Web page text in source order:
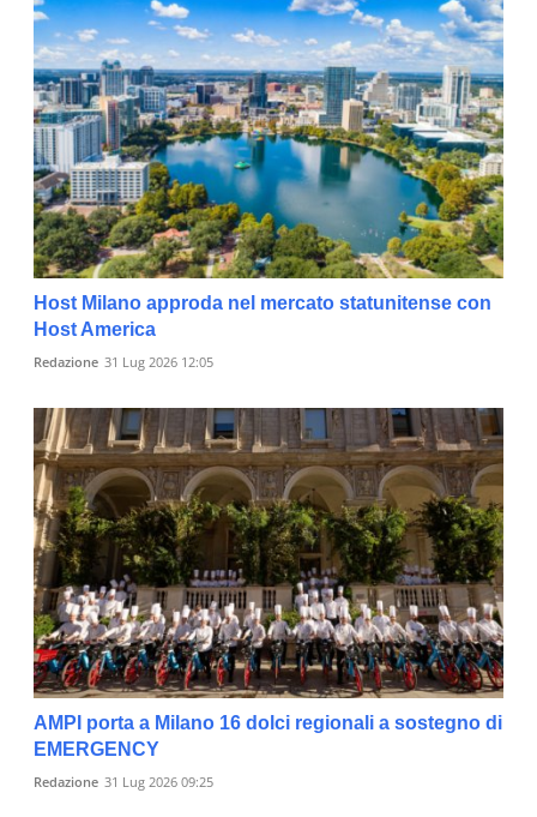
Host Milano approda nel mercato statunitense con
Host America
Redazione 31 Lug 2026 12:05
AMPI porta a Milano 16 dolci regionali a sostegno di
EMERGENCY
Redazione 31 Lug 2026 09:25